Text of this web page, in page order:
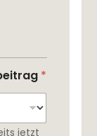
*
jetzt